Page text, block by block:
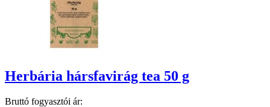
Herbária hársfavirág tea 50 g
Bruttó fogyasztói ár: